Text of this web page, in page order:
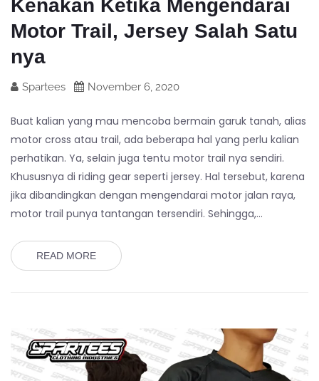
Kenakan Ketika Mengendarai
Motor Trail, Jersey Salah Satu
nya
Spartees November 6, 2020
Buat kalian yang mau mencoba bermain garuk tanah, alias
motor cross atau trail, ada beberapa hal yang perlu kalian
perhatikan. Ya, selain juga tentu motor trail nya sendiri.
Khususnya di riding gear seperti jersey. Hal tersebut, karena
jika dibandingkan dengan mengendarai motor jalan raya,
motor trail punya tantangan tersendiri. Sehingga,…
READ MORE